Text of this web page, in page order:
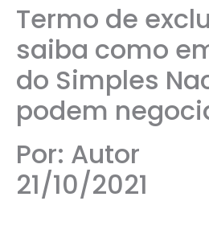
Termo de
saiba como
do Simples
podem
Por: Autor
21/10/2021